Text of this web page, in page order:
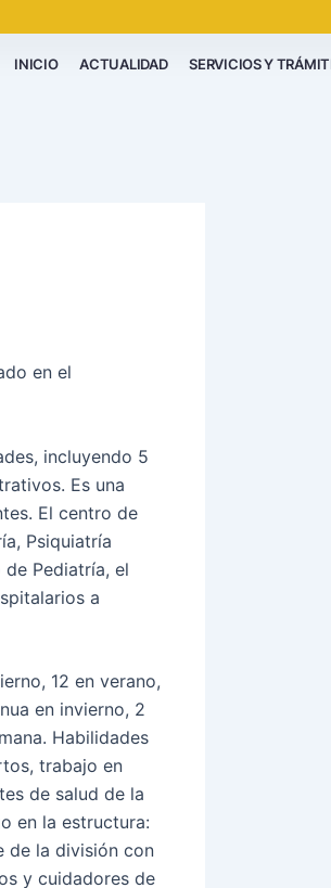
INICIO ACTUALIDAD SERVICIOS Y
en el
incluyendo 5
Es una
El centro de
Psiquiatría
Pediatría, el
a
12 en verano,
en invierno, 2
Habilidades
trabajo en
de salud de la
en la estructura:
de la división con
y cuidadores de